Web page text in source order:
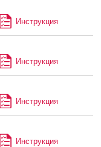
Инструкция
Инструкция
Инструкция
Инструкция